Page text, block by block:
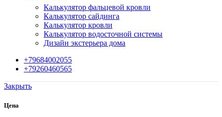
Калькулятор фальцевой кровли
Калькулятор сайдинга
Калькулятор кровли
Калькулятор водосточной системы
Дизайн экстерьера дома
+79684002055
+79260460565
Закрыть
Цена